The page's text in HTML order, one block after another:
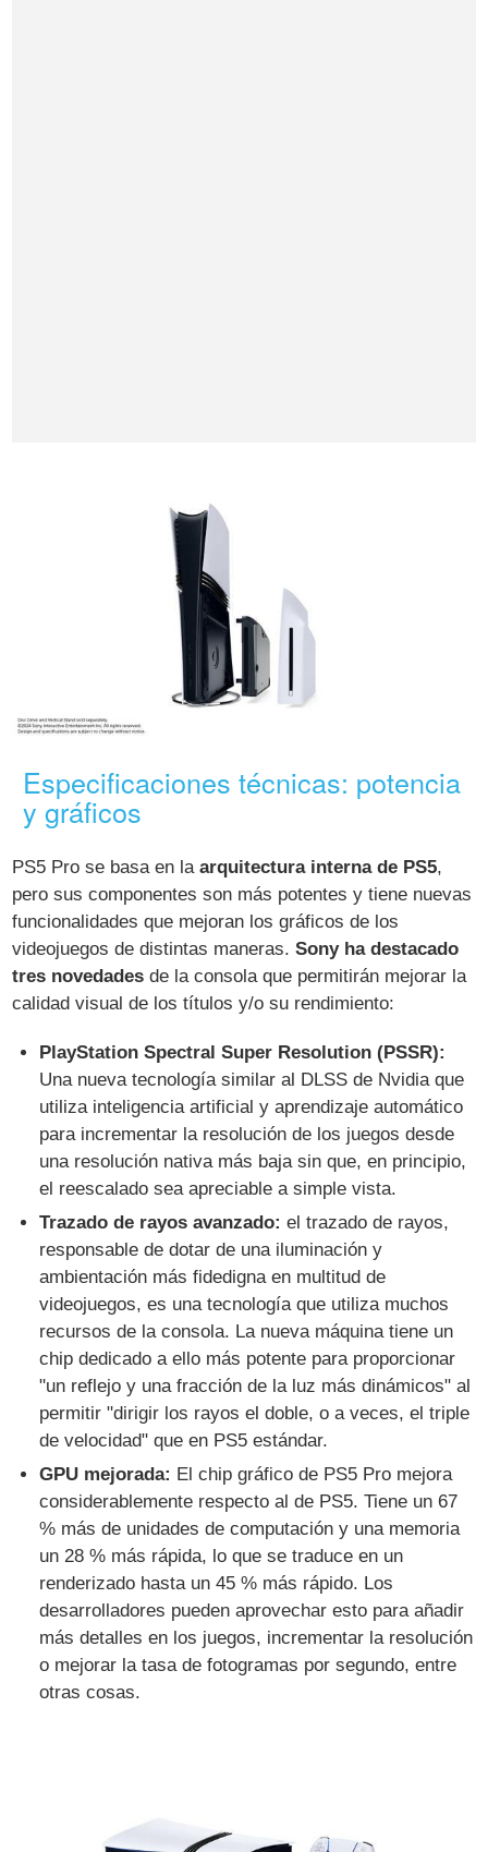
Especificaciones técnicas: potencia
y gráficos
PS5 Pro se basa en laarquitectura interna de PS5,
pero sus componentes son más potentes y tiene nuevas
funcionalidades que mejoran los gráficos de los
videojuegos de distintas maneras.Sony ha destacado
tres novedades de la consola que permitirán mejorar la
calidad visual de los títulos y/o su rendimiento:
PlayStation Spectral Super Resolution (PSSR):
Una nueva tecnología similar al DLSS de Nvidia que
utiliza inteligencia artificial y aprendizaje automático
para incrementar la resolución de los juegos desde
una resolución nativa más baja sin que, en principio,
el reescalado sea apreciable a simple vista.
Trazado de rayos avanzado: el trazado de rayos,
responsable de dotar de una iluminación y
ambientación más fidedigna en multitud de
videojuegos, es una tecnología que utiliza muchos
recursos de la consola. La nueva máquina tiene un
chip dedicado a ello más potente para proporcionar
"un reflejo y una fracción de la luz más dinámicos" al
permitir "dirigir los rayos el doble, o a veces, el triple
de velocidad" que en PS5 estándar.
GPU mejorada: El chip gráfico de PS5 Pro mejora
considerablemente respecto al de PS5. Tiene un 67
% más de unidades de computación y una memoria
un 28 % más rápida, lo que se traduce en un
renderizado hasta un 45 % más rápido. Los
desarrolladores pueden aprovechar esto para añadir
más detalles en los juegos, incrementar la resolución
o mejorar la tasa de fotogramas por segundo, entre
otras cosas.